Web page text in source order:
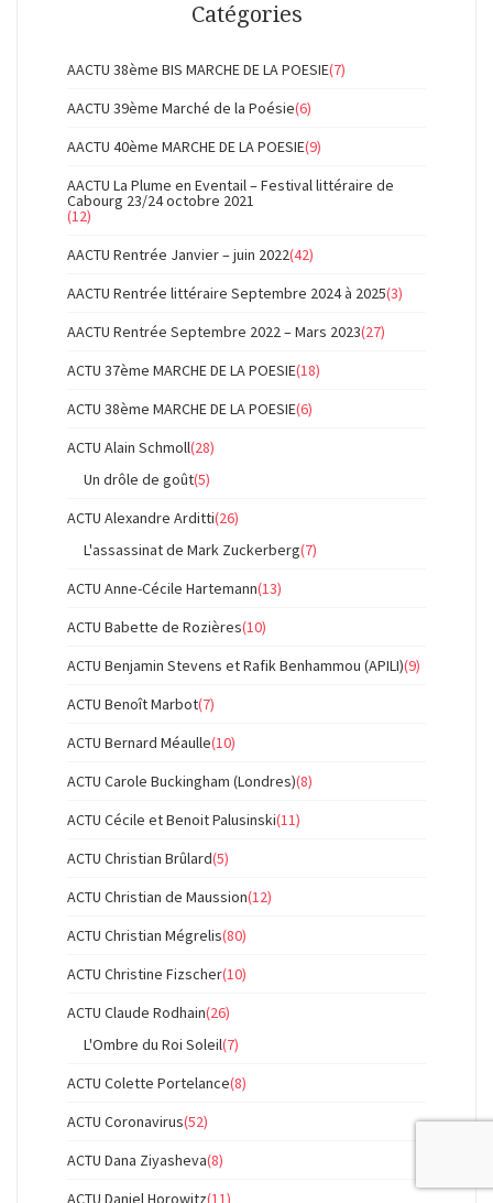
Catégories
AACTU 38ème BIS MARCHE DE LA POESIE(7)
AACTU 39ème Marché de la Poésie(6)
AACTU 40ème MARCHE DE LA POESIE(9)
AACTU La Plume en Eventail – Festival littéraire de
Cabourg 23/24 octobre 2021
(12)
AACTU Rentrée Janvier – juin 2022(42)
AACTU Rentrée littéraire Septembre 2024 à 2025(3)
AACTU Rentrée Septembre 2022 – Mars 2023(27)
ACTU 37ème MARCHE DE LA POESIE(18)
ACTU 38ème MARCHE DE LA POESIE(6)
ACTU Alain Schmoll(28)
Un drôle de goût(5)
ACTU Alexandre Arditti(26)
L'assassinat de Mark Zuckerberg(7)
ACTU Anne-Cécile Hartemann(13)
ACTU Babette de Rozières(10)
ACTU Benjamin Stevens et Rafik Benhammou (APILI)(9)
ACTU Benoît Marbot(7)
ACTU Bernard Méaulle(10)
ACTU Carole Buckingham (Londres)(8)
ACTU Cécile et Benoit Palusinski(11)
ACTU Christian Brûlard(5)
ACTU Christian de Maussion(12)
ACTU Christian Mégrelis(80)
ACTU Christine Fizscher(10)
ACTU Claude Rodhain(26)
L'Ombre du Roi Soleil(7)
ACTU Colette Portelance(8)
ACTU Coronavirus(52)
ACTU Dana Ziyasheva(8)
ACTU Daniel Horowitz(11)